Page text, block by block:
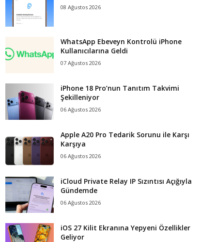
08 Ağustos 2026
WhatsApp Ebeveyn Kontrolü iPhone
Kullanıcılarına Geldi
07 Ağustos 2026
iPhone 18 Pro’nun Tanıtım Takvimi
Şekilleniyor
06 Ağustos 2026
Apple A20 Pro Tedarik Sorunu ile Karşı
Karşıya
06 Ağustos 2026
iCloud Private Relay IP Sızıntısı Açığıyla
Gündemde
06 Ağustos 2026
iOS 27 Kilit Ekranına Yepyeni Özellikler
Geliyor